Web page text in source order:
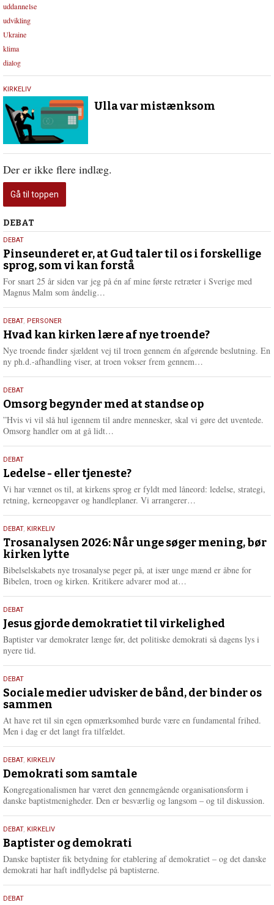
uddannelse
udvikling
Ukraine
klima
dialog
28.
august
2019
KIRKELIV
Ulla var mistænksom
Der er ikke flere indlæg.
Gå til toppen
Debat
DEBAT
5.
august
2026
DEBAT
Pinseunderet er, at Gud taler til os i forskellige
sprog, som vi kan forstå
For snart 25 år siden var jeg på én af mine første retræter i Sverige med
Magnus Malm som åndelig…
e
r
e
25.
juli
2026
DEBAT, PERSONER
Hvad kan kirken lære af nye troende?
Nye troende finder sjældent vej til troen gennem én afgørende beslutning. En
ny ph.d.-afhandling viser, at troen vokser frem gennem…
e
r
e
9.
juli
2026
DEBAT
Omsorg begynder med at standse op
”Hvis vi vil slå hul igennem til andre mennesker, skal vi gøre det uventede.
Omsorg handler om at gå lidt…
e
r
e
10.
juni
2026
DEBAT
Ledelse - eller tjeneste?
Vi har vænnet os til, at kirkens sprog er fyldt med låneord: ledelse, strategi,
retning, kerneopgaver og handleplaner. Vi arrangerer…
e
2.
juni
2026
DEBAT, KIRKELIV
Trosanalysen 2026: Når unge søger mening, bør
kirken lytte
Bibelselskabets nye trosanalyse peger på, at især unge mænd er åbne for
Bibelen, troen og kirken. Kritikere advarer mod at…
e
r
18.
maj
2026
DEBAT
Jesus gjorde demokratiet til virkelighed
Baptister var demokrater længe før, det politiske demokrati så dagens lys i
nyere tid.
18.
maj
2026
DEBAT
Sociale medier udvisker de bånd, der binder os
sammen
At have ret til sin egen opmærksomhed burde være en fundamental frihed.
Men i dag er det langt fra tilfældet.
18.
maj
2026
DEBAT, KIRKELIV
Demokrati som samtale
Kongregationalismen har været den gennemgående organisationsform i
danske baptistmenigheder. Den er besværlig og langsom – og til diskussion.
18.
maj
2026
DEBAT, KIRKELIV
Baptister og demokrati
Danske baptister fik betydning for etablering af demokratiet – og det danske
demokrati har haft indflydelse på baptisterne.
18.
DEBAT